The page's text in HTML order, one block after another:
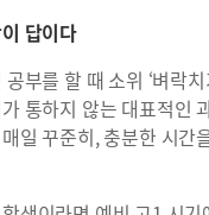
답이다
부를 할 때 소위 ‘벼락
통하지 않는 대표적인
일 꾸준히, 충분한 시간